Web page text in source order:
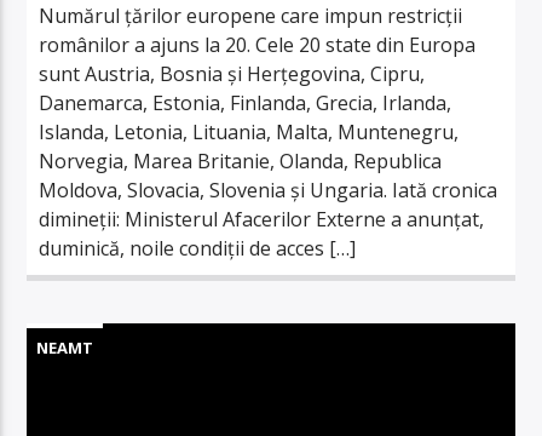
Numărul țărilor europene care impun restricții
românilor a ajuns la 20. Cele 20 state din Europa
sunt Austria, Bosnia și Herțegovina, Cipru,
Danemarca, Estonia, Finlanda, Grecia, Irlanda,
Islanda, Letonia, Lituania, Malta, Muntenegru,
Norvegia, Marea Britanie, Olanda, Republica
Moldova, Slovacia, Slovenia și Ungaria. Iată cronica
dimineţii: Ministerul Afacerilor Externe a anunţat,
duminică, noile condiţii de acces […]
NEAMT